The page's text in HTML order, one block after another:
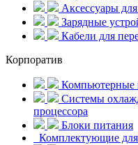
Аксессуары
Зарядные
Кабели для
Корпоратив
Компьютерные
Системы
процессора
Блоки питания
Комплектующие